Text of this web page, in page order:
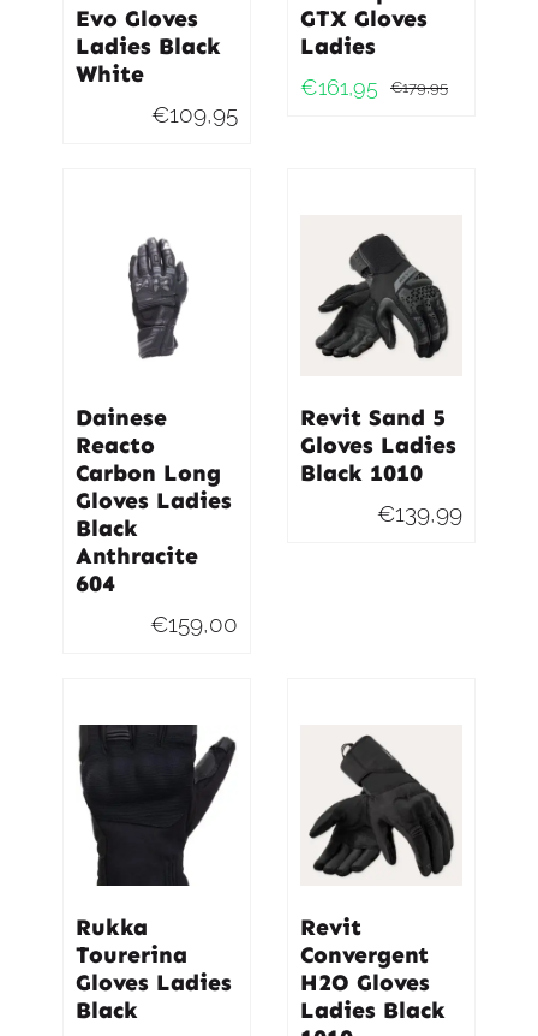
Evo Gloves
Ladies Black
White
€109,95
GTX Gloves
Ladies
€179,95
€161,95
Dainese
Reacto
Carbon Long
Gloves Ladies
Black
Anthracite
604
€159,00
Revit Sand 5
Gloves Ladies
Black 1010
€139,99
Rukka
Tourerina
Gloves Ladies
Black
Revit
Convergent
H2O Gloves
Ladies Black